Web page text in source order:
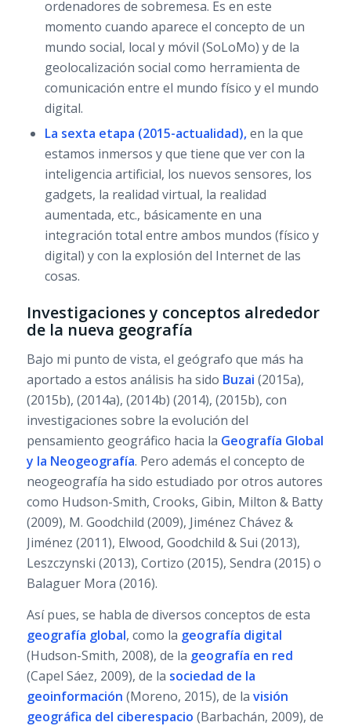
ordenadores de sobremesa. Es en este
momento cuando aparece el concepto de un
mundo social, local y móvil (SoLoMo) y de la
geolocalización social como herramienta de
comunicación entre el mundo físico y el mundo
digital.
La sexta etapa (2015-actualidad),en la que
estamos inmersos y que tiene que ver con la
inteligencia artificial, los nuevos sensores, los
gadgets, la realidad virtual, la realidad
aumentada, etc., básicamente en una
integración total entre ambos mundos (físico y
digital) y con la explosión del Internet de las
cosas.
Investigaciones y conceptos alrededor
de la nueva geografía
Bajo mi punto de vista, el geógrafo que más ha
aportado a estos análisis ha sido Buzai (2015a),
(2015b), (2014a), (2014b) (2014), (2015b), con
investigaciones sobre la evolución del
pensamiento geográfico hacia la Geografía Global
y la Neogeografía. Pero además el concepto de
neogeografía ha sido estudiado por otros autores
como Hudson-Smith, Crooks, Gibin, Milton & Batty
(2009), M. Goodchild (2009), Jiménez Chávez &
Jiménez (2011), Elwood, Goodchild & Sui (2013),
Leszczynski (2013), Cortizo (2015), Sendra (2015) o
Balaguer Mora (2016).
Así pues, se habla de diversos conceptos de esta
geografía global, como la geografía digital
(Hudson-Smith, 2008), de la geografía en red
(Capel Sáez, 2009), de la sociedad de la
geoinformación (Moreno, 2015), de la visión
geográfica del ciberespacio (Barbachán, 2009), de